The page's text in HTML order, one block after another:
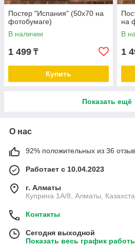
Постер "Испания" (50х70 на
фотобумаге)
В наличии
1 499 ₸
Купить
на
В
1
Показать ещё
О нас
92% положительных из 36
Работает с 10.04.2023
г. Алматы
Куприна 1A/8, Алматы,
Контакты
Сегодня выходной
Показать весь график